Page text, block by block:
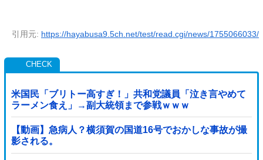
引用元: https://hayabusa9.5ch.net/test/read.cgi/news/1755066033/
米国民「ブリトー高すぎ！」共和党議員「泣き言やめて
ラーメン食え」→副大統領まで参戦ｗｗｗ
【動画】急病人？横須賀の国道16号でおかしな事故が撮
影される。